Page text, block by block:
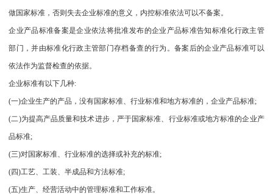
做国家标准，否则失去企业标准的意义，内控标准依法可以不备案。
企业产品标准备案是企业依法将批准发布的企业产品标准告知标准化行政主管
部门，并由标准化行政主管部门存档备查的行为。备案后的企业产品标准可以
依法作为监督检查的依据。
企业标准有以下几种:
(一)企业生产的产品，没有国家标准、行业标准和地方标准的，企业产品标准;
(二)为提高产品质量和技术进步，严于国家标准、行业标准或地方标准的企业产
品标准;
(三)对国家标准、行业标准的选择或补充的标准;
(四)工艺、工装、半成品和方法标准;
(五)生产、经营活动中的管理标准和工作标准。